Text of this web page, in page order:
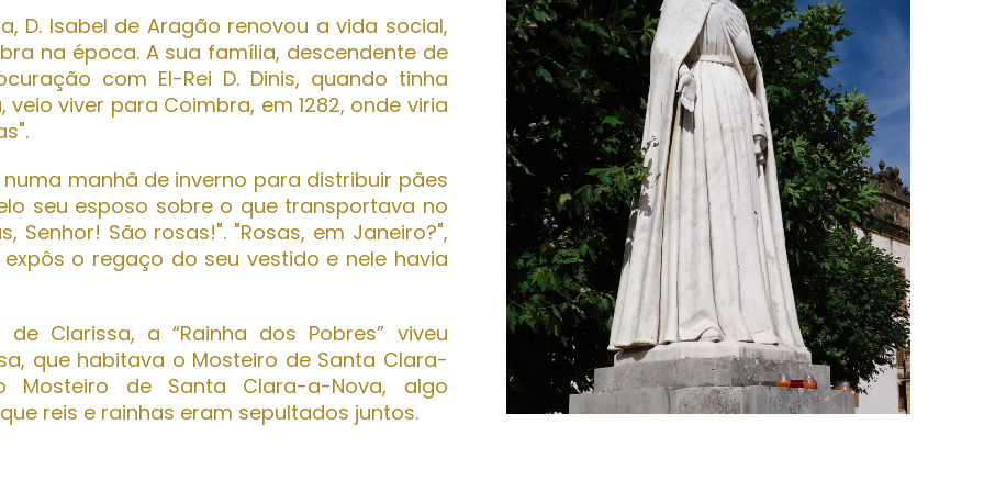
D. Isabel de Aragão renovou a vida social,
na época. A sua família, descendente de
com El-Rei D. Dinis, quando tinha
veio viver para Coimbra, em 1282, onde viria
manhã de inverno para distribuir pães
seu esposo sobre o que transportava no
São rosas!". "Rosas, em Janeiro?",
o regaço do seu vestido e nele havia
Clarissa, a “Rainha dos Pobres” viveu
que habitava o Mosteiro de Santa Clara-
de Santa Clara-a-Nova, algo
reis e rainhas eram sepultados juntos.